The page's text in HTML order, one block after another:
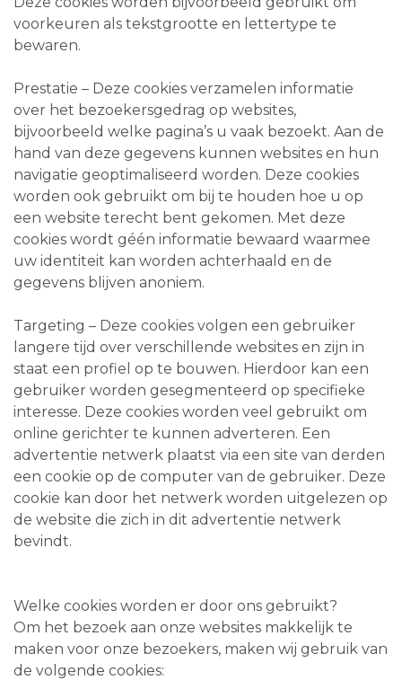
voorkeuren als tekstgrootte en lettertype te
bewaren.
Prestatie – Deze cookies verzamelen informatie
over het bezoekersgedrag op websites,
bijvoorbeeld welke pagina’s u vaak bezoekt. Aan de
hand van deze gegevens kunnen websites en hun
navigatie geoptimaliseerd worden. Deze cookies
worden ook gebruikt om bij te houden hoe u op
een website terecht bent gekomen. Met deze
cookies wordt géén informatie bewaard waarmee
uw identiteit kan worden achterhaald en de
gegevens blijven anoniem.
Targeting – Deze cookies volgen een gebruiker
langere tijd over verschillende websites en zijn in
staat een profiel op te bouwen. Hierdoor kan een
gebruiker worden gesegmenteerd op specifieke
interesse. Deze cookies worden veel gebruikt om
online gerichter te kunnen adverteren. Een
advertentie netwerk plaatst via een site van derden
een cookie op de computer van de gebruiker. Deze
cookie kan door het netwerk worden uitgelezen op
de website die zich in dit advertentie netwerk
bevindt.
Welke cookies worden er door ons gebruikt?
Om het bezoek aan onze websites makkelijk te
maken voor onze bezoekers, maken wij gebruik van
de volgende cookies: